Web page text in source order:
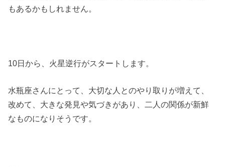
もあるかもしれません。
10日から、火星逆行がスタートします。
水瓶座さんにとって、大切な人とのやり取りが増えて、
改めて、大きな発見や気づきがあり、二人の関係が新鮮
なものになりそうです。